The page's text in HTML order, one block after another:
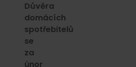
Důvěra
domácích
spotřebitelů
se
za
únor